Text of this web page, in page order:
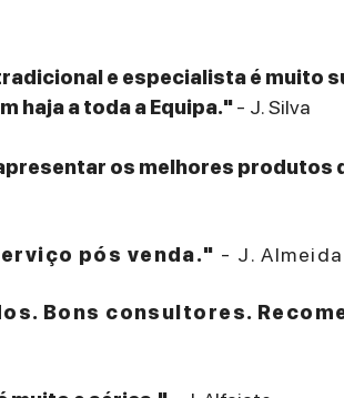
e especialista é muito
haja a toda a Equipa."- J. Silva
os melhores produtos
pós venda." - J. Almeida
Bons consultores.